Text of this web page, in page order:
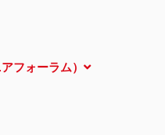
フォーラム）